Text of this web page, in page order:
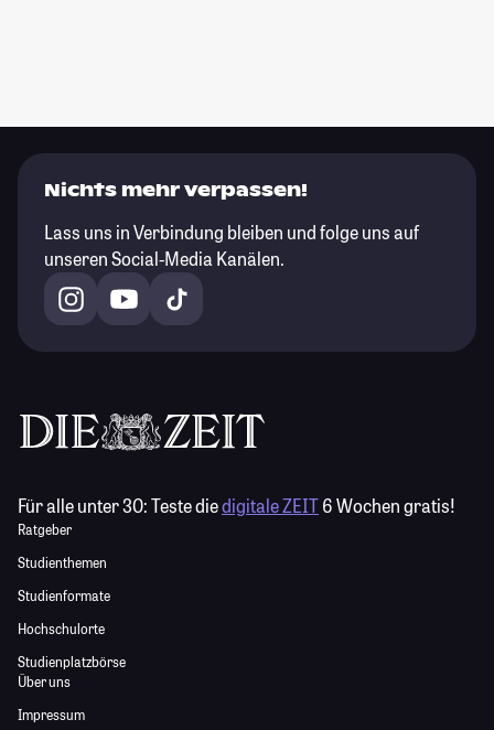
Nichts mehr verpassen!
Lass uns in Verbindung bleiben und folge uns auf
unseren Social-Media Kanälen.
Für alle unter 30:Teste diedigitale ZEIT6 Wochen gratis!
Ratgeber
Studienthemen
Studienformate
Hochschulorte
Studienplatzbörse
Über uns
Impressum